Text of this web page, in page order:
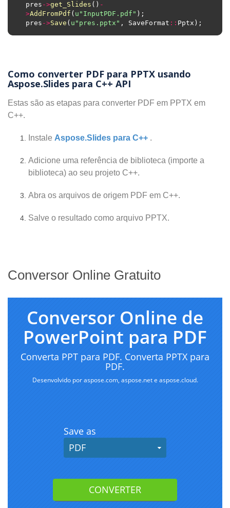
pres ->get_Slides () -
>AddFromPdf ( u "InputPDF.pdf"
pres ->Save ( u "pres.pptx" , SaveFormat ::
Como converter PDF para PPTX usando
Aspose.Slides para C++ API
Estas são as etapas para converter PDF em PPTX em
C++.
Instale Aspose.Slides para C++ .
Adicione uma referência de biblioteca (importe a
biblioteca) ao seu projeto C++.
Abra os arquivos de origem PDF em C++.
Salve o resultado como arquivo PPTX.
Conversor Online Gratuito